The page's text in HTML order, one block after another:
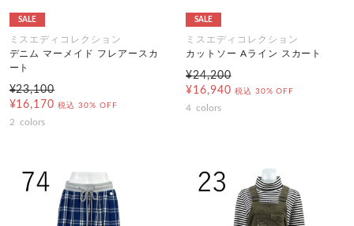
SALE
ミスエディコレクション
デニム マーメイド フレアースカ
ート
¥23,100
¥16,170 税込 30% OFF
2 colors
SALE
ミスエディコレクション
カットソー Aライン スカート
¥24,200
¥16,940 税込 30% OFF
4 colors